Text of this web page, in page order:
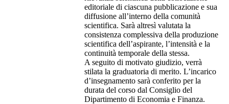
editoriale di ciascuna pubblicazione e sua
diffusione all’interno della comunità
scientifica. Sarà altresì valutata la
consistenza complessiva della produzione
scientifica dell’aspirante, l’intensità e la
continuità temporale della stessa.
A seguito di motivato giudizio, verrà
stilata la graduatoria di merito. L’incarico
d’insegnamento sarà conferito per la
durata del corso dal Consiglio del
Dipartimento di Economia e Finanza.